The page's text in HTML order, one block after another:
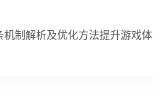
机制解析及优化方法提升游戏体